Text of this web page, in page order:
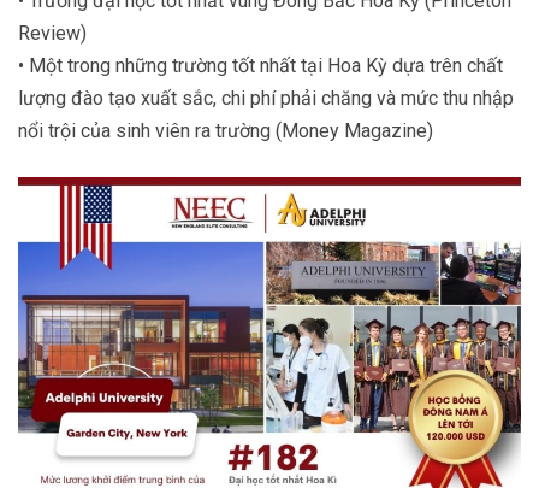
Review)
• Một trong những trường tốt nhất tại Hoa Kỳ dựa trên chất
lượng đào tạo xuất sắc, chi phí phải chăng và mức thu nhập
nổi trội của sinh viên ra trường (Money Magazine)